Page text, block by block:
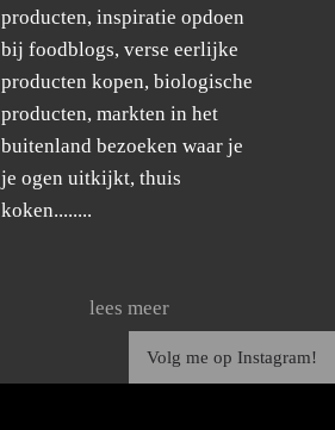
producten, inspiratie opdoen
bij foodblogs, verse eerlijke
producten kopen, biologische
producten, markten in het
buitenland bezoeken waar je
je ogen uitkijkt, thuis
koken........
lees meer
Volg me op Instagram!